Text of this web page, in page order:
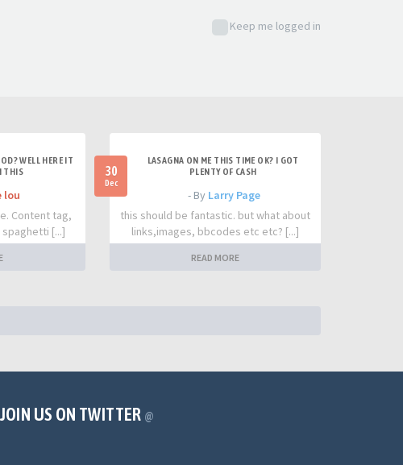
Keep me logged in
WELL HERE IT
THIS
lou
Content tag,
spaghetti [...]
30
Dec
LASAGNA ON ME THIS TIME OK? I GOT
PLENTY OF CASH
- By Larry Page
this should be fantastic. but what about
links,images, bbcodes etc etc? [...]
READ MORE
JOIN US ON TWITTER @